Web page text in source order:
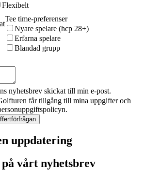
Flexibelt
Tee time-preferenser
Nyare spelare (hcp 28+)
Erfarna spelare
Blandad grupp
nyhetsbrev skickat till min e-post.
får tillgång till mina uppgifter och
uppdatering
vårt nyhetsbrev